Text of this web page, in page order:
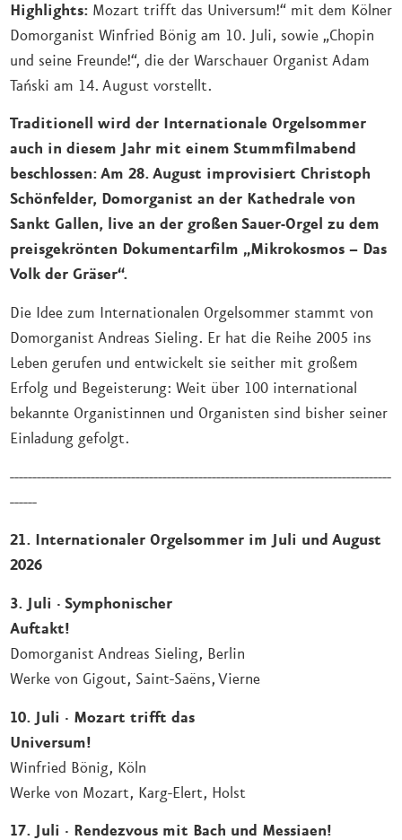
Highlights: Mozart trifft das Universum!“ mit dem Kölner
Domorganist Winfried Bönig am 10. Juli, sowie „Chopin
und seine Freunde!“, die der Warschauer Organist Adam
Tański am 14. August vorstellt.
Traditionell wird der Internationale Orgelsommer
auch in diesem Jahr mit einem Stummfilmabend
beschlossen: Am 28. August improvisiert Christoph
Schönfelder, Domorganist an der Kathedrale von
Sankt Gallen, live an der großen Sauer-Orgel zu dem
preisgekrönten Dokumentarfilm „Mikrokosmos – Das
Volk der Gräser“.
Die Idee zum Internationalen Orgelsommer stammt von
Domorganist Andreas Sieling. Er hat die Reihe 2005 ins
Leben gerufen und entwickelt sie seither mit großem
Erfolg und Begeisterung: Weit über 100 international
bekannte Organistinnen und Organisten sind bisher seiner
Einladung gefolgt.
-------------------------------------------------------------------------------------
------
21. Internationaler Orgelsommer im Juli und August
2026
3. Juli · Symphonischer
Auftakt!
Domorganist Andreas Sieling, Berlin
Werke von Gigout, Saint-Saëns, Vierne
10. Juli · Mozart trifft das
Universum!
Winfried Bönig, Köln
Werke von Mozart, Karg-Elert, Holst
17. Juli · Rendezvous mit Bach und Messiaen!